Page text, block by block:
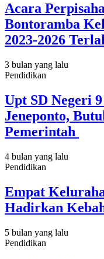
Acara
Bontoramba
2023-2026
3 bulan yang lalu
Pendidikan
Upt SD Negeri
Jeneponto,
Pemerintah
4 bulan yang lalu
Pendidikan
Empat
Hadirkan
5 bulan yang lalu
Pendidikan